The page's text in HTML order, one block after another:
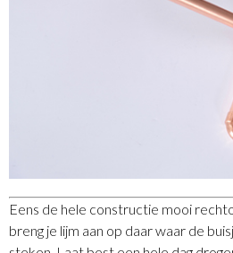
Eens de hele constructie mooi
breng je lijm aan op daar waar de